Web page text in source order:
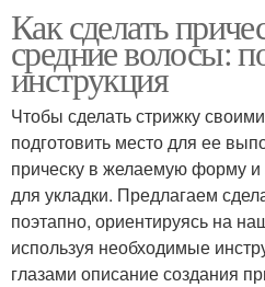
Как сделать
средние волосы:
инструкция
Чтобы сделать стрижку
подготовить место для ее
прическу в желаемую форму и
для укладки. Предлагаем
поэтапно, ориентируясь на
используя необходимые
глазами описание создания